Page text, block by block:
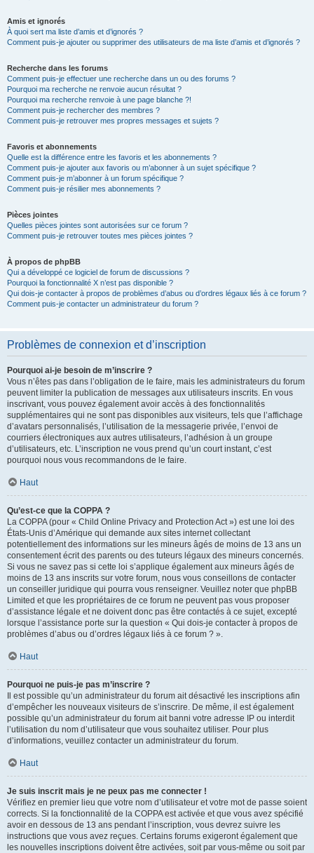
Amis et ignorés
À quoi sert ma liste d’amis et d’ignorés ?
Comment puis-je ajouter ou supprimer des utilisateurs de ma liste d’amis et d’ignorés ?
Recherche dans les forums
Comment puis-je effectuer une recherche dans un ou des forums ?
Pourquoi ma recherche ne renvoie aucun résultat ?
Pourquoi ma recherche renvoie à une page blanche ?!
Comment puis-je rechercher des membres ?
Comment puis-je retrouver mes propres messages et sujets ?
Favoris et abonnements
Quelle est la différence entre les favoris et les abonnements ?
Comment puis-je ajouter aux favoris ou m’abonner à un sujet spécifique ?
Comment puis-je m’abonner à un forum spécifique ?
Comment puis-je résilier mes abonnements ?
Pièces jointes
Quelles pièces jointes sont autorisées sur ce forum ?
Comment puis-je retrouver toutes mes pièces jointes ?
À propos de phpBB
Qui a développé ce logiciel de forum de discussions ?
Pourquoi la fonctionnalité X n’est pas disponible ?
Qui dois-je contacter à propos de problèmes d’abus ou d’ordres légaux liés à ce forum ?
Comment puis-je contacter un administrateur du forum ?
Problèmes de connexion et d’inscription
Pourquoi ai-je besoin de m’inscrire ?
Vous n’êtes pas dans l’obligation de le faire, mais les administrateurs du forum
peuvent limiter la publication de messages aux utilisateurs inscrits. En vous
inscrivant, vous pouvez également avoir accès à des fonctionnalités
supplémentaires qui ne sont pas disponibles aux visiteurs, tels que l’affichage
d’avatars personnalisés, l’utilisation de la messagerie privée, l’envoi de
courriers électroniques aux autres utilisateurs, l’adhésion à un groupe
d’utilisateurs, etc. L’inscription ne vous prend qu’un court instant, c’est
pourquoi nous vous recommandons de le faire.
Haut
Qu’est-ce que la COPPA ?
La COPPA (pour « Child Online Privacy and Protection Act ») est une loi des
États-Unis d’Amérique qui demande aux sites internet collectant
potentiellement des informations sur les mineurs âgés de moins de 13 ans un
consentement écrit des parents ou des tuteurs légaux des mineurs concernés.
Si vous ne savez pas si cette loi s’applique également aux mineurs âgés de
moins de 13 ans inscrits sur votre forum, nous vous conseillons de contacter
un conseiller juridique qui pourra vous renseigner. Veuillez noter que phpBB
Limited et que les propriétaires de ce forum ne peuvent pas vous proposer
d’assistance légale et ne doivent donc pas être contactés à ce sujet, excepté
lorsque l’assistance porte sur la question « Qui dois-je contacter à propos de
problèmes d’abus ou d’ordres légaux liés à ce forum ? ».
Haut
Pourquoi ne puis-je pas m’inscrire ?
Il est possible qu’un administrateur du forum ait désactivé les inscriptions afin
d’empêcher les nouveaux visiteurs de s’inscrire. De même, il est également
possible qu’un administrateur du forum ait banni votre adresse IP ou interdit
l’utilisation du nom d’utilisateur que vous souhaitez utiliser. Pour plus
d’informations, veuillez contacter un administrateur du forum.
Haut
Je suis inscrit mais je ne peux pas me connecter !
Vérifiez en premier lieu que votre nom d’utilisateur et votre mot de passe soient
corrects. Si la fonctionnalité de la COPPA est activée et que vous avez spécifié
avoir en dessous de 13 ans pendant l’inscription, vous devrez suivre les
instructions que vous avez reçues. Certains forums exigeront également que
les nouvelles inscriptions doivent être activées, soit par vous-même ou soit par